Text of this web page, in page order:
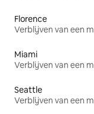
Florence
Verblijven van een
Miami
Verblijven van een
Seattle
Verblijven van een